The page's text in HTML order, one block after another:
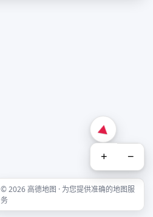
+ −
© 2026 高德地图 · 为您提供准确的地图服
务